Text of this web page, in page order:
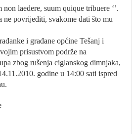
non laedere, suum quique tribuere ‘’.
ne povrijediti, svakome dati što mu
i građane općine Tešanj i
prisustvom podrže na
zbog rušenja ciglanskog dimnjaka,
godine u 14:00 sati ispred